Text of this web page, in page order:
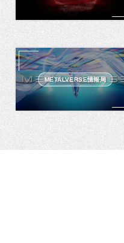
METALVERSE情報局